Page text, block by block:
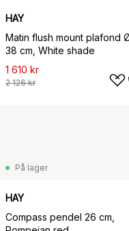
HAY
Matin flush mount plafond
38 cm, White shade
1 610 kr
2 126 kr
På lager
HAY
Compass pendel 26 cm,